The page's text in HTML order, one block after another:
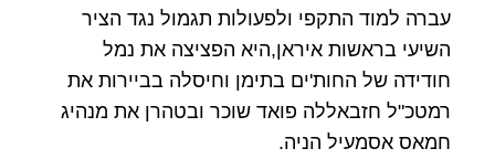
עברה למוד התקפי ולפעולות תגמול נגד הציר
השיעי בראשות איראן,היא הפציצה את נמל
חודידה של החות'ים בתימן וחיסלה בביירות את
רמטכ"ל חזבאללה פואד שוכר ובטהרן את מנהיג
חמאס אסמעיל הניה.